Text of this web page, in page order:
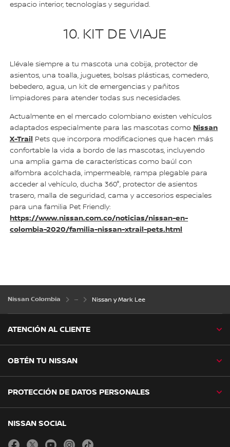
espacio interior, tecnologías y seguridad.
10. KIT DE VIAJE
Llévale siempre a tu mascota una cobija, protector de
asientos, una toalla, juguetes, bolsas plásticas, comedero,
bebedero, agua, un kit de emergencias y pañitos
limpiadores para atender todas sus necesidades.
Actualmente en el mercado colombiano existen vehículos
adaptados especialmente para las mascotas como Nissan
X-Trail Pets que incorpora modificaciones que hacen más
confortable la vida a bordo de las mascotas, incluyendo
una amplia gama de características como baúl con
alfombra acolchada, impermeable, rampa plegable para
acceder al vehículo, ducha 360°, protector de asientos
trasero, malla de seguridad, cama y accesorios especiales
para una familia Pet Friendly:
https://www.nissan.com.co/noticias/nissan-en-
colombia-2020/familia-nissan-xtrail-pets.html
Nissan Colombia Nissan y Mark Lee
ATENCIÓN AL CLIENTE
OBTÉN TU NISSAN
PROTECCIÓN DE DATOS PERSONALES
NISSAN SOCIAL
facebooktwitter youtube instagram